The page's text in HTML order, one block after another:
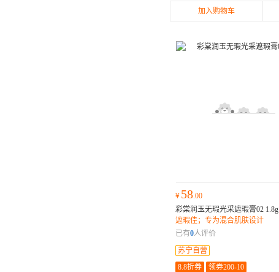
加入购物车
¥ 58.00
彩棠润玉无瑕光采遮瑕膏02 1.8g
遮瑕佳；专为混合肌肤设计
已有0人评价
苏宁自营
8.8折券
领券200-10